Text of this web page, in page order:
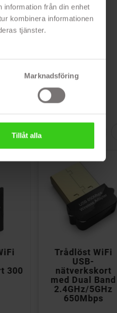
från din enhet
kombinera informationen
tjänster.
Marknadsföring
Tillåt alla
300
Trådlöst WiFi
USB-
nätverkskort
med Dual Band
2.4GHz/5GHz
650Mbps